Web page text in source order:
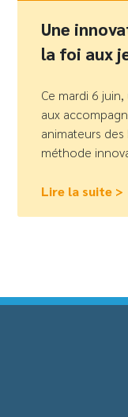
Une
la foi aux
Ce mardi 6
aux
animateurs
méthode
Lire la suite >